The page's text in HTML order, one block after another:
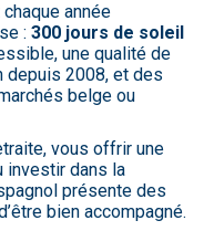
année
:300 jours de soleil
une qualité de
depuis 2008, et des
belge ou
vous offrir une
investir dans la
présente des
bien accompagné.